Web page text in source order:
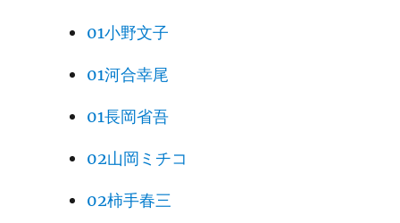
01小野文子
01河合幸尾
01長岡省吾
02山岡ミチコ
02柿手春三